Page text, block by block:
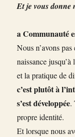
Et je vous donne
a Communauté
Nous n’avons
naissance
et la pratique de
c’est plutôt à
s’est développée.
propre identité.
Et lorsque nous